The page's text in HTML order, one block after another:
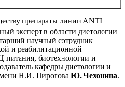
препараты линии ANTI-
эксперт в области диетологии
научный сотрудник
и реабилитационной
биотехнологии и
кафедры диетологии и
Н.И. Пирогова Ю. Чехонина.